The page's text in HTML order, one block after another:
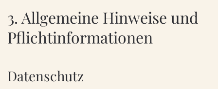
3. Allgemeine Hinweise und
Pflicht­informationen
Datenschutz